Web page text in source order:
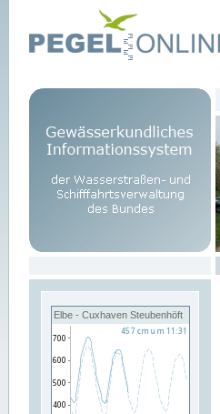
Elbe - Cuxhaven Steubenhöft